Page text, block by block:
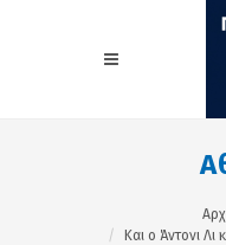
Και ο Άντονι Λι